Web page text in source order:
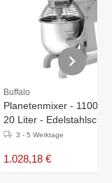
Buffalo
Planetenmixer -
20 Liter -
3 - 5 Werktage
1.028,18 €